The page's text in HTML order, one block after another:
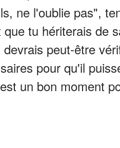
ne l'oublie pas",
tu hériterais de
devrais peut-être
pour qu'il
un bon moment